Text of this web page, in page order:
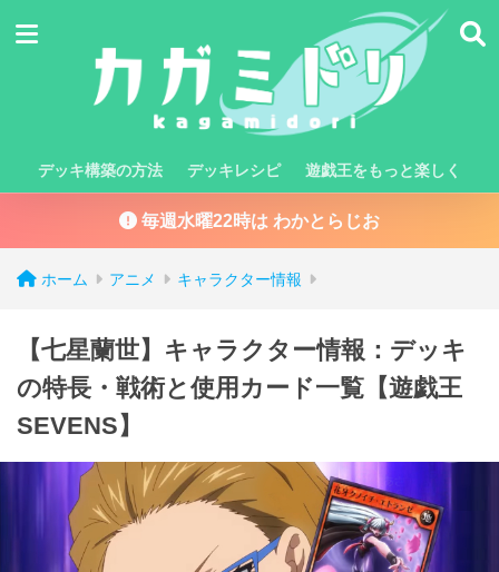
デッキ構築の方法 デッキレシピ 遊戯王をもっと楽しく
毎週水曜22時は わかとらじお
ホーム アニメ キャラクター情報
【七星蘭世】キャラクター情報：デッキ
の特長・戦術と使用カード一覧【遊戯王
SEVENS】